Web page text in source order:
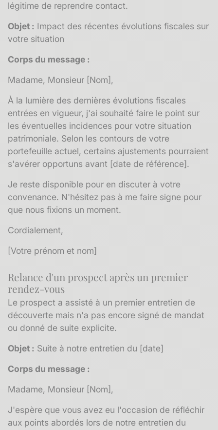
légitime de reprendre contact.
Objet : Impact des récentes évolutions fiscales sur
votre situation
Corps du message :
Madame, Monsieur [Nom],
À la lumière des dernières évolutions fiscales
entrées en vigueur, j'ai souhaité faire le point sur
les éventuelles incidences pour votre situation
patrimoniale. Selon les contours de votre
portefeuille actuel, certains ajustements pourraient
s'avérer opportuns avant [date de référence].
Je reste disponible pour en discuter à votre
convenance. N'hésitez pas à me faire signe pour
que nous fixions un moment.
Cordialement,
[Votre prénom et nom]
Relance d'un prospect après un premier
rendez-vous
Le prospect a assisté à un premier entretien de
découverte mais n'a pas encore signé de mandat
ou donné de suite explicite.
Objet : Suite à notre entretien du [date]
Corps du message :
Madame, Monsieur [Nom],
J'espère que vous avez eu l'occasion de réfléchir
aux points abordés lors de notre entretien du